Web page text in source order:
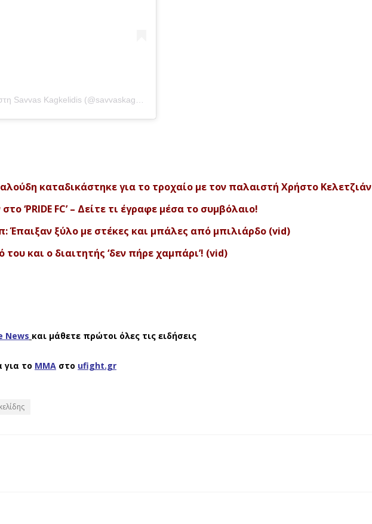
καταδικάστηκε για το τροχαίο με τον παλαιστή Χρήστο Κελετζιάν
‘PRIDE FC’ – Δείτε τι έγραφε μέσα το συμβόλαιο!
Έπαιξαν ξύλο με στέκες και μπάλες από μπιλιάρδο (vid)
και ο διαιτητής ‘δεν πήρε χαμπάρι’! (vid)
News και μάθετε πρώτοι όλες τις ειδήσεις
για το ΜΜΑ στο ufight.gr